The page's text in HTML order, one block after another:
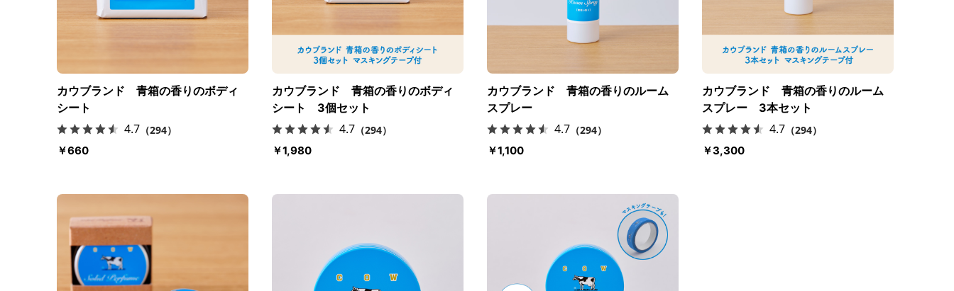
カウブランド 青箱の香りのボディ
シート
4.7 （294）
￥660
カウブランド 青箱の香りのボディ
シート 3個セット
4.7 （294）
￥1,980
カウブランド 青箱の香りのルーム
スプレー
4.7 （294）
￥1,100
カウブランド 青箱の香りのルーム
スプレー 3本セット
4.7 （294）
￥3,300